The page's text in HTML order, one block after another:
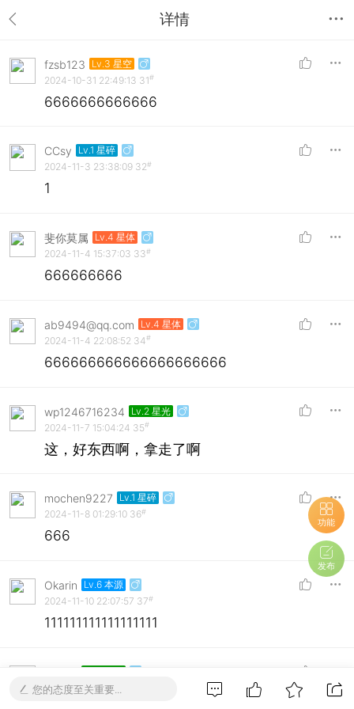
详情
fzsb123
Lv.3 星空
2024-10-31 22:49:13 31#
6666666666666
CCsy
Lv.1 星碎
2024-11-3 23:38:09 32#
1
斐你莫属
Lv.4 星体
2024-11-4 15:37:03 33#
666666666
ab9494@qq.com
Lv.4 星体
2024-11-4 22:08:52 34#
666666666666666666666
wp1246716234
Lv.2 星光
2024-11-7 15:04:24 35#
这，好东西啊，拿走了啊
mochen9227
Lv.1 星碎
2024-11-8 01:29:10 36#
666
Okarin
Lv.6 本源
2024-11-10 22:07:57 37#
111111111111111111
2024-11-13 11:30:50
您的态度至关重要...
功能
发布